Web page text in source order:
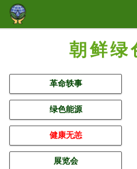
朝鲜绿
革命轶事
绿色能源
健康无恙
展览会